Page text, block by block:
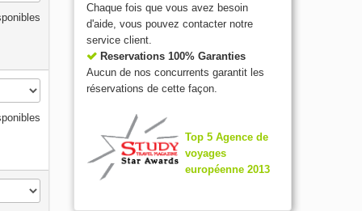
Chaque fois que vous avez besoin
d'aide, vous pouvez contacter notre
service client.
Reservations 100% Garanties
Aucun de nos concurrents garantit les
réservations de cette façon.
Top 5 Agence de
voyages
européenne 2013